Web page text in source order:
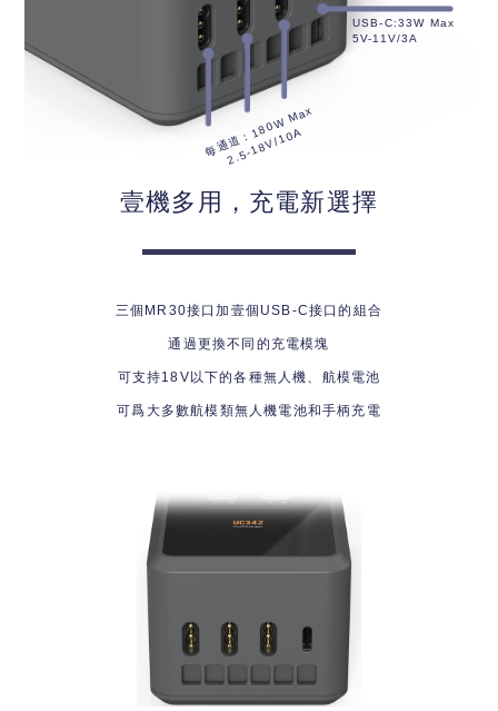
USB-C:33W Max
5V-11V/3A
每通道：180W Max
2.5-18V/10A
壹機多用，充電新選擇
三個MR30接口加壹個USB-C接口的組合
通過更換不同的充電模塊
可支持18V以下的各種無人機、航模電池
可爲大多數航模類無人機電池和手柄充電